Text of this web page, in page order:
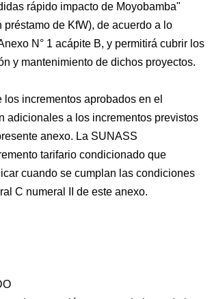
rápido impacto de Moyobamba"
préstamo de KfW), de acuerdo a lo
N° 1 acápite B, y permitirá cubrir los
y mantenimiento de dichos proyectos.
incrementos aprobados en el
adicionales a los incrementos previstos
anexo. La SUNASS
tarifario condicionado que
cuando se cumplan las condiciones
C numeral II de este anexo.